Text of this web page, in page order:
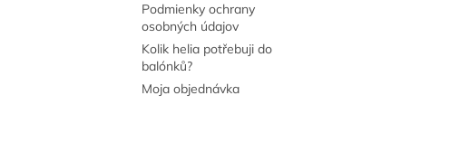
Podmienky ochrany
osobných údajov
Kolik helia potřebuji do
balónků?
Moja objednávka